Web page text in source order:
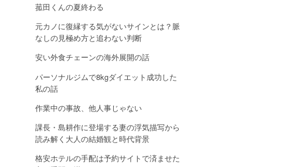
菰田くんの夏終わる
元カノに復縁する気がないサインとは？脈
なしの見極め方と追わない判断
安い外食チェーンの海外展開の話
パーソナルジムで8kgダイエット成功した
私の話
作業中の事故、他人事じゃない
課長・島耕作に登場する妻の浮気描写から
読み解く大人の結婚観と時代背景
格安ホテルの手配は予約サイトで済ませた